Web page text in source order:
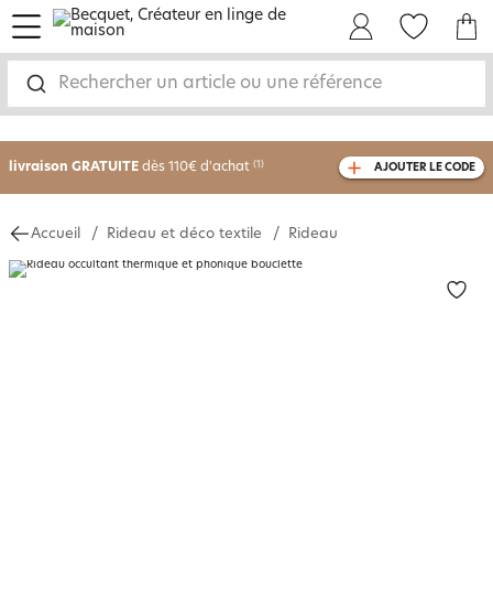
Rechercher un article ou une référence
menu
-30% sur votre commandedès 2 articles
livraison GRATUITE dès 110€ d'achat (1) AJOUTER LE CODE
Accueil Rideau et déco textile Rideau